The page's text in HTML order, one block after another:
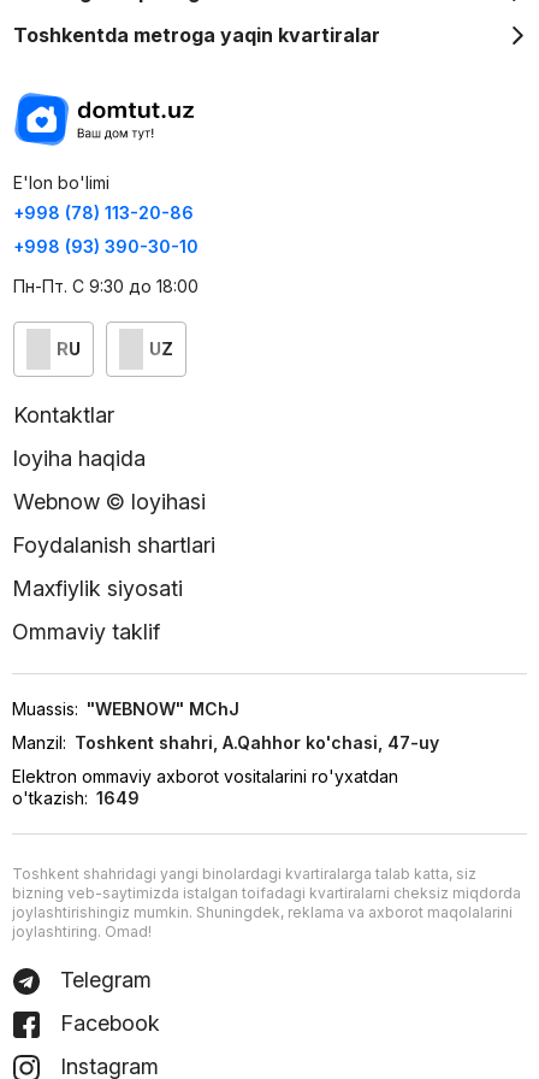
Nima uchun aynan Choshtepa Garden?
Choshtepa Garden — bu shunchaki uy emas, balki
sifatli qurilish yechimlarini birlashtiradi.
Bu yerda siz kelajak uchun ishonchli tanlov qilasiz.
Toshkentda metroga yaqin kvartiralar
E'lon bo'limi
+998 (78) 113-20-86
+998 (93) 390-30-10
Пн-Пт. С 9:30 до 18:00
RU UZ
Kontaktlar
loyiha haqida
Webnow © loyihasi
Foydalanish shartlari
Maxfiylik siyosati
Ommaviy taklif
Muassis: "WEBNOW" MChJ
Manzil: Toshkent shahri, A.Qahhor ko'chasi, 47-uy
Elektron ommaviy axborot vositalarini ro'yxatdan
o'tkazish: 1649
Toshkent shahridagi yangi binolardagi kvartiralarga talab katta, siz
bizning veb-saytimizda istalgan toifadagi kvartiralarni cheksiz miqdorda
joylashtirishingiz mumkin. Shuningdek, reklama va axborot maqolalarini
joylashtiring. Omad!
Telegram
Facebook
Instagram